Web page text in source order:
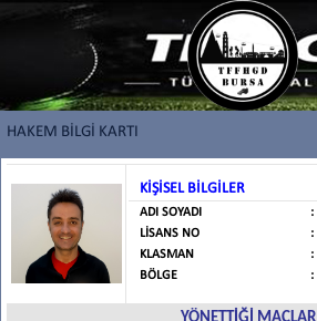
HAKEM BİLGİ KARTI
KİŞİSEL BİLGİLER
ADI SOYADI :
LİSANS NO
:
KLASMAN
:
BÖLGE
: